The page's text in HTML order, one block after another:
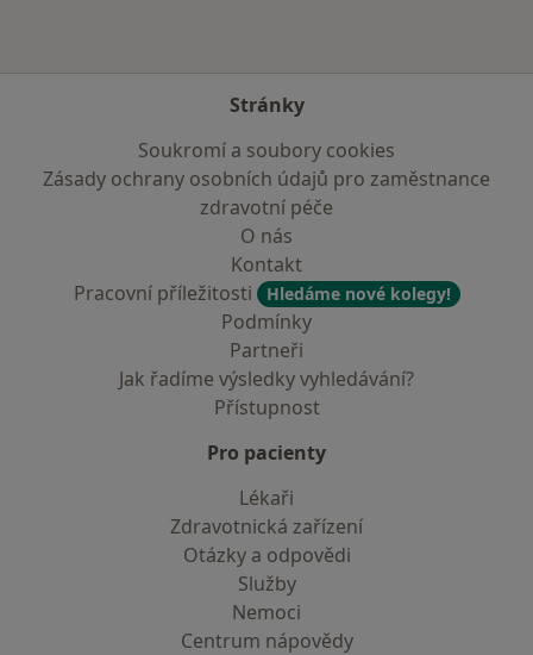
Stránky
Soukromí a soubory cookies
Zásady ochrany osobních údajů pro zaměstnance
zdravotní péče
O nás
Kontakt
Pracovní příležitosti
Hledáme nové kolegy!
Podmínky
Partneři
Jak řadíme výsledky vyhledávání?
Přístupnost
Pro pacienty
Lékaři
Zdravotnická zařízení
Otázky a odpovědi
Služby
Nemoci
Centrum nápovědy